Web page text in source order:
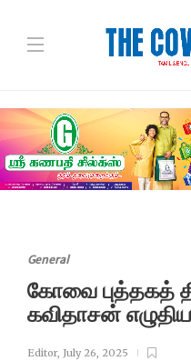
General
கோவை புத்தகத்
கவிதாசன்
Editor, July 26, 2025